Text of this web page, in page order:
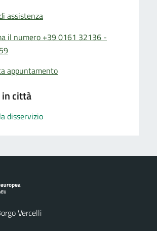
assistenza
il numero +39 0161 32136 -
appuntamento
città
disservizio
Vercelli